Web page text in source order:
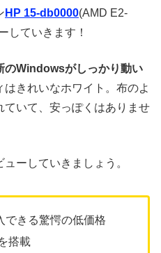
HP 15-db0000(AMD E2-
していきます！
のWindowsがしっかり動い
はきれいなホワイト。布のよ
ていて、安っぽくはありませ
ーしていきましょう。
できる驚愕の低価格
搭載